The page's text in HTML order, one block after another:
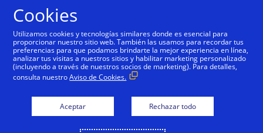
CB International Bank y
Visa trabajan juntos para
Revolucionar los Pagos
B2B Transfronterizos
Cookies
Utilizamos cookies y tecnologías similares donde es esencial para
proporcionar nuestro sitio web. También las usamos para recordar tus
preferencias para que podamos brindarte la mejor experiencia en línea,
analizar tus visitas a nuestros sitios y habilitar marketing personalizado
(incluyendo a través de nuestros socios de marketing). Para detalles,
consulta nuestroAviso de Cookies.
Aceptar Rechazar todo